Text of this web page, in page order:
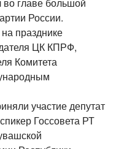
России.
празднике
ЦК КПРФ,
Комитета
участие депутат
Госсовета РТ